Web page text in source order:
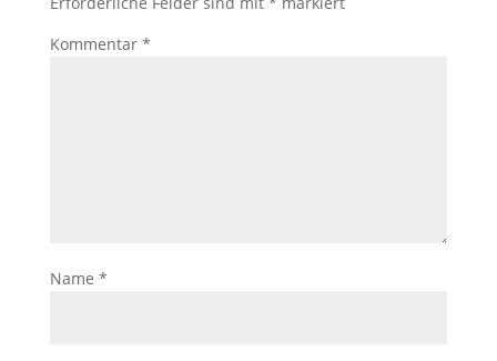
Kommentar *
Name *